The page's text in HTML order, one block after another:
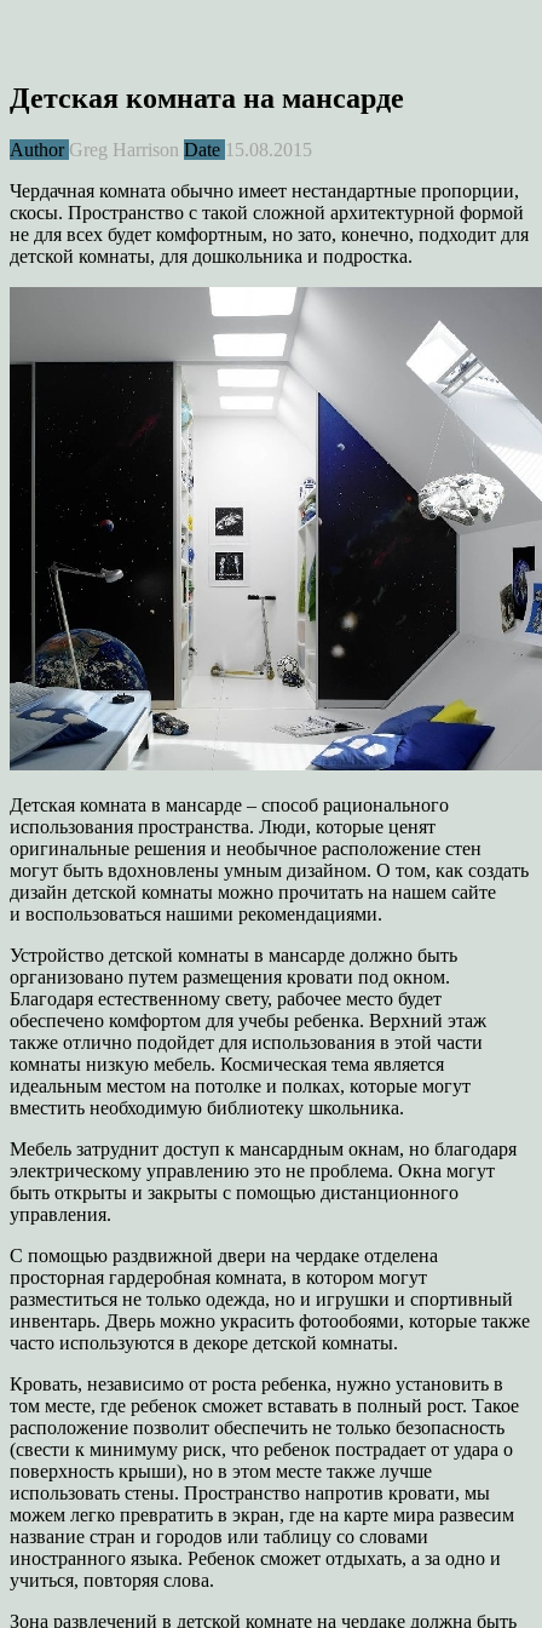
Детская комната на мансарде
Author Greg Harrison Date 15.08.2015
Чердачная комната обычно имеет нестандартные пропорции,
скосы. Пространство с такой сложной архитектурной формой
не для всех будет комфортным, но зато, конечно, подходит для
детской комнаты, для дошкольника и подростка.
Детская комната в мансарде – способ рационального
использования пространства. Люди, которые ценят
оригинальные решения и необычное расположение стен
могут быть вдохновлены умным дизайном. О том, как создать
дизайн детской комнаты можно прочитать на нашем сайте
и воспользоваться нашими рекомендациями.
Устройство детской комнаты в мансарде должно быть
организовано путем размещения кровати под окном.
Благодаря естественному свету, рабочее место будет
обеспечено комфортом для учебы ребенка. Верхний этаж
также отлично подойдет для использования в этой части
комнаты низкую мебель. Космическая тема является
идеальным местом на потолке и полках, которые могут
вместить необходимую библиотеку школьника.
Мебель затруднит доступ к мансардным окнам, но благодаря
электрическому управлению это не проблема. Окна могут
быть открыты и закрыты с помощью дистанционного
управления.
С помощью раздвижной двери на чердаке отделена
просторная гардеробная комната, в котором могут
разместиться не только одежда, но и игрушки и спортивный
инвентарь. Дверь можно украсить фотообоями, которые также
часто используются в декоре детской комнаты.
Кровать, независимо от роста ребенка, нужно установить в
том месте, где ребенок сможет вставать в полный рост. Такое
расположение позволит обеспечить не только безопасность
(свести к минимуму риск, что ребенок пострадает от удара о
поверхность крыши), но в этом месте также лучше
использовать стены. Пространство напротив кровати, мы
можем легко превратить в экран, где на карте мира развесим
название стран и городов или таблицу со словами
иностранного языка. Ребенок сможет отдыхать, а за одно и
учиться, повторяя слова.
Зона развлечений в детской комнате на чердаке должна быть